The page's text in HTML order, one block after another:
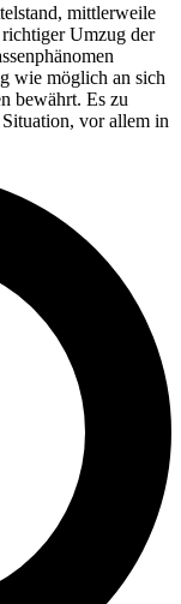
mittlerweile
Umzug der
wie möglich an sich
bewährt. Es zu
vor allem in